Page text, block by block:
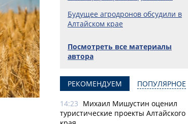
Будущее агродронов обсудили в
Алтайском крае
Посмотреть все материалы
автора
РЕКОМЕНДУЕМ ПОПУЛЯРНОЕ
14:23 Михаил Мишустин оценил
туристические проекты Алтайского